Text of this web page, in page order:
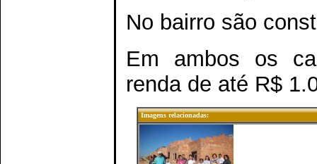
No bairro são
Em ambos os
renda de até R$
Imagens relacionadas: